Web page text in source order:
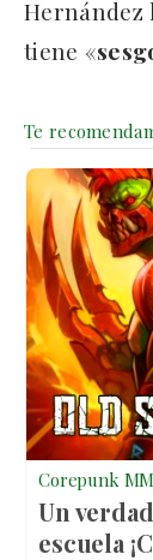
Hernández
tiene «
Corepunk
Un
escuela